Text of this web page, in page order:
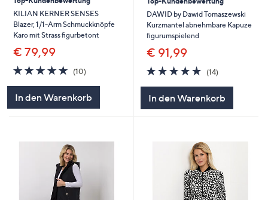
KILIAN KERNER SENSES
Blazer, 1/1-Arm Schmuckknöpfe
Karo mit Strass figurbetont
€ 79,99
4.8
von
(10)10
In den Warenkorb
DAWID by Dawid Tomaszewski
Kurzmantel abnehmbare Kapuze
figurumspielend
€ 91,99
4.8
von
(14)14
In den Warenkorb